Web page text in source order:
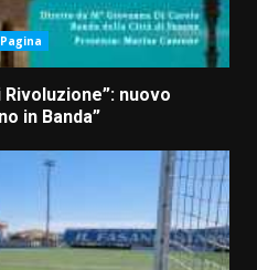
nuovo
in Banda”